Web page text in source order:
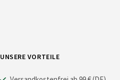
UNSERE VORTEILE